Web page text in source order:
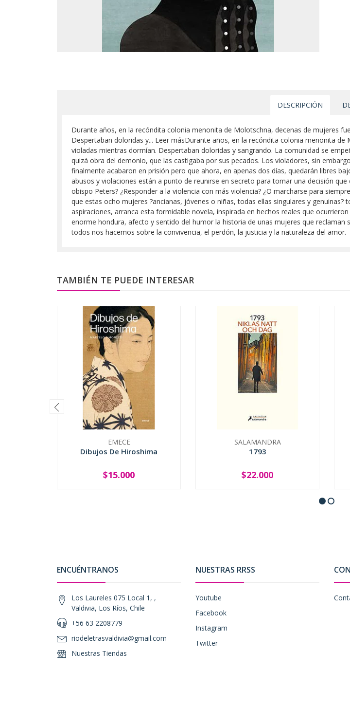
DESCRIPCIÓN
Durante años, en la recóndita colonia menonita de Molotschna, decenas de mujeres
Despertaban doloridas y... Leer másDurante años, en la recóndita colonia menonita
violadas mientras dormían. Despertaban doloridas y sangrando. La comunidad se
quizá obra del demonio, que las castigaba por sus pecados. Los violadores, sin
finalmente acabaron en prisión pero que ahora, en apenas dos días, quedarán libres
abusos y violaciones están a punto de reunirse en secreto para tomar una decisión
obispo Peters? ¿Responder a la violencia con más violencia? ¿O marcharse para
que estas ocho mujeres ?ancianas, jóvenes o niñas, todas ellas singulares y
aspiraciones, arranca esta formidable novela, inspirada en hechos reales que
enorme hondura, afecto y sentido del humor la historia de unas mujeres que
todos nos hacemos sobre la convivencia, el perdón, la justicia y la naturaleza del amor.
TAMBIÉN TE PUEDE INTERESAR
EMECE
Dibujos De Hiroshima
+
$15.000
SALAMANDRA
1793
+
$22.000
ENCUÉNTRANOS
Los Laureles 075 Local 1, ,
Valdivia, Los Ríos, Chile
+56 63 2208779
riodeletrasvaldivia@gmail.com
Nuestras Tiendas
NUESTRAS RRSS
Youtube
Facebook
Instagram
Twitter